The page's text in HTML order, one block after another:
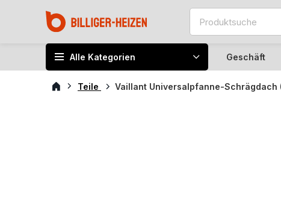
Alle Kategorien Geschäft
Teile Vaillant Universalpfanne-